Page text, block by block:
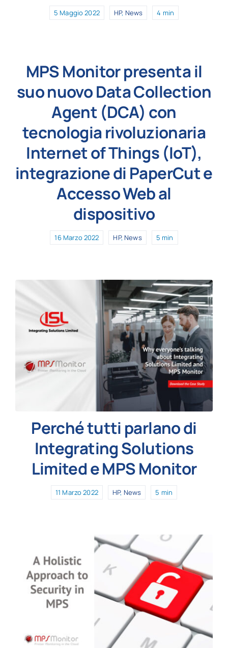
5 Maggio 2022 HP, News 4 min
MPS Monitor presenta il
suo nuovo Data Collection
Agent (DCA) con
tecnologia rivoluzionaria
Internet of Things (IoT),
integrazione di PaperCut e
Accesso Web al
dispositivo
16 Marzo 2022 HP, News 5 min
Perché tutti parlano di
Integrating Solutions
Limited e MPS Monitor
11 Marzo 2022 HP, News 5 min